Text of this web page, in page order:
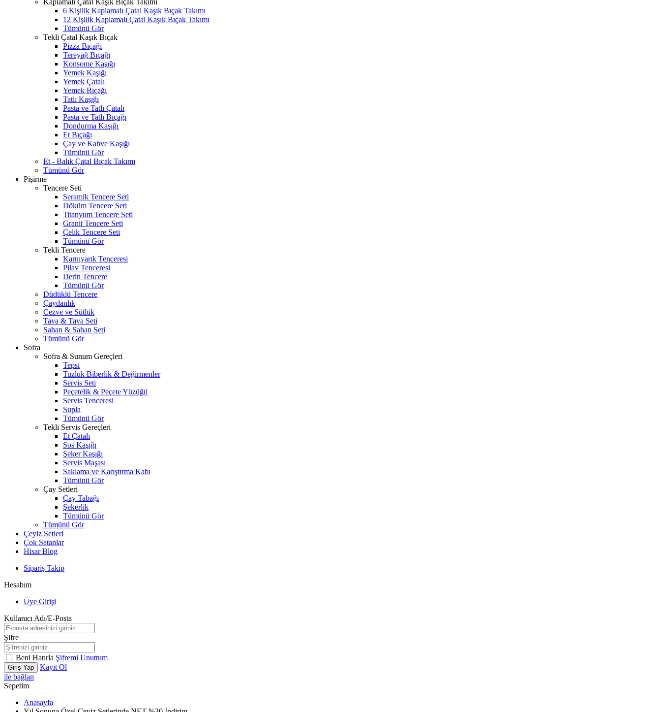
Kaplamalı Çatal Kaşık Bıçak Takımı
6 Kişilik Kaplamalı Çatal Kaşık Bıçak Takımı
12 Kişilik Kaplamalı Çatal Kaşık Bıçak Takımı
Tümünü Gör
Tekli Çatal Kaşık Bıçak
Pizza Bıçağı
Tereyağ Bıçağı
Konsome Kaşığı
Yemek Kaşığı
Yemek Çatalı
Yemek Bıçağı
Tatlı Kaşığı
Pasta ve Tatlı Çatalı
Pasta ve Tatlı Bıçağı
Dondurma Kaşığı
Et Bıçağı
Çay ve Kahve Kaşığı
Tümünü Gör
Et - Balık Çatal Bıçak Takımı
Tümünü Gör
Pişirme
Tencere Seti
Seramik Tencere Seti
Döküm Tencere Seti
Titanyum Tencere Seti
Granit Tencere Seti
Çelik Tencere Seti
Tümünü Gör
Tekli Tencere
Karnıyarık Tenceresi
Pilav Tenceresi
Derin Tencere
Tümünü Gör
Düdüklü Tencere
Çaydanlık
Cezve ve Sütlük
Tava & Tava Seti
Sahan & Sahan Seti
Tümünü Gör
Sofra
Sofra & Sunum Gereçleri
Tepsi
Tuzluk Biberlik & Değirmenler
Servis Seti
Peçetelik & Peçete Yüzüğü
Servis Tenceresi
Supla
Tümünü Gör
Tekli Servis Gereçleri
Et Çatalı
Sos Kaşığı
Şeker Kaşığı
Servis Maşası
Saklama ve Karıştırma Kabı
Tümünü Gör
Çay Setleri
Çay Tabağı
Şekerlik
Tümünü Gör
Tümünü Gör
Çeyiz Setleri
Çok Satanlar
Hisar Blog
Sipariş Takip
Hesabım
Üye Girişi
Kullanıcı Adı/E-Posta
Şifre
Beni Hatırla Şifremi Unuttum
Giriş Yap
Kayıt Ol
ile bağlan
Sepetim
Anasayfa